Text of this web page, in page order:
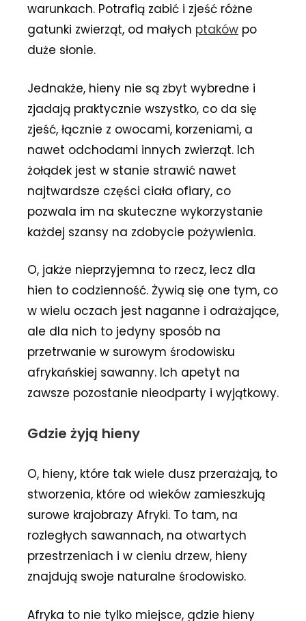
warunkach. Potrafią zabić i zjeść różne
gatunki zwierząt, od małych ptaków po
duże słonie.
Jednakże, hieny nie są zbyt wybredne i
zjadają praktycznie wszystko, co da się
zjeść, łącznie z owocami, korzeniami, a
nawet odchodami innych zwierząt. Ich
żołądek jest w stanie strawić nawet
najtwardsze części ciała ofiary, co
pozwala im na skuteczne wykorzystanie
każdej szansy na zdobycie pożywienia.
O, jakże nieprzyjemna to rzecz, lecz dla
hien to codzienność. Żywią się one tym, co
w wielu oczach jest naganne i odrażające,
ale dla nich to jedyny sposób na
przetrwanie w surowym środowisku
afrykańskiej sawanny. Ich apetyt na
zawsze pozostanie nieodparty i wyjątkowy.
Gdzie żyją hieny
O, hieny, które tak wiele dusz przerażają, to
stworzenia, które od wieków zamieszkują
surowe krajobrazy Afryki. To tam, na
rozległych sawannach, na otwartych
przestrzeniach i w cieniu drzew, hieny
znajdują swoje naturalne środowisko.
Afryka to nie tylko miejsce, gdzie hieny